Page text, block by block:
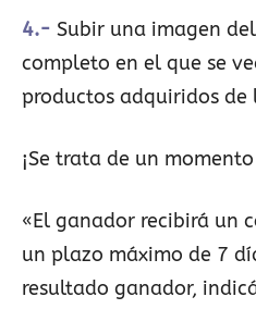
4.- Subir una imagen
completo en el que se
productos adquiridos de
¡Se trata de un
«El ganador recibirá un
un plazo máximo de 7
resultado ganador,